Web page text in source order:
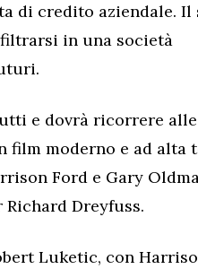
di credito aziendale. Il
in una società
e dovrà ricorrere
film moderno e ad alta
Ford e Gary
Dreyfuss.
Luketic, con